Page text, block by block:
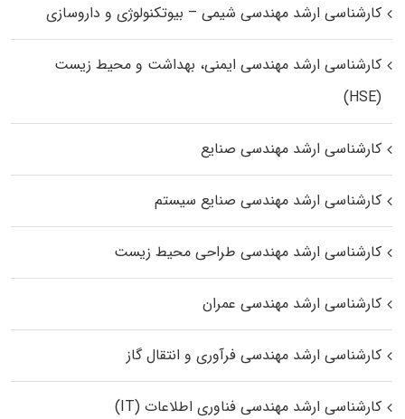
کارشناسی ارشد مهندسی شیمی – بیوتکنولوژی و داروسازی
کارشناسی ارشد مهندسی ایمنی، بهداشت و محیط زیست
(HSE)
کارشناسی ارشد مهندسی صنایع
کارشناسی ارشد مهندسی صنایع سیستم
کارشناسی ارشد مهندسی طراحی محیط زیست
کارشناسی ارشد مهندسی عمران
کارشناسی ارشد مهندسی فرآوری و انتقال گاز
کارشناسی ارشد مهندسی فناوری اطلاعات (IT)